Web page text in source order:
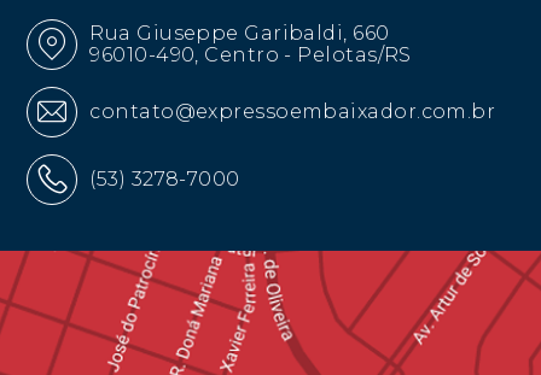
Rua Giuseppe Garibaldi, 660
96010-490, Centro - Pelotas/RS
contato@expressoembaixador.com.br
(53) 3278-7000